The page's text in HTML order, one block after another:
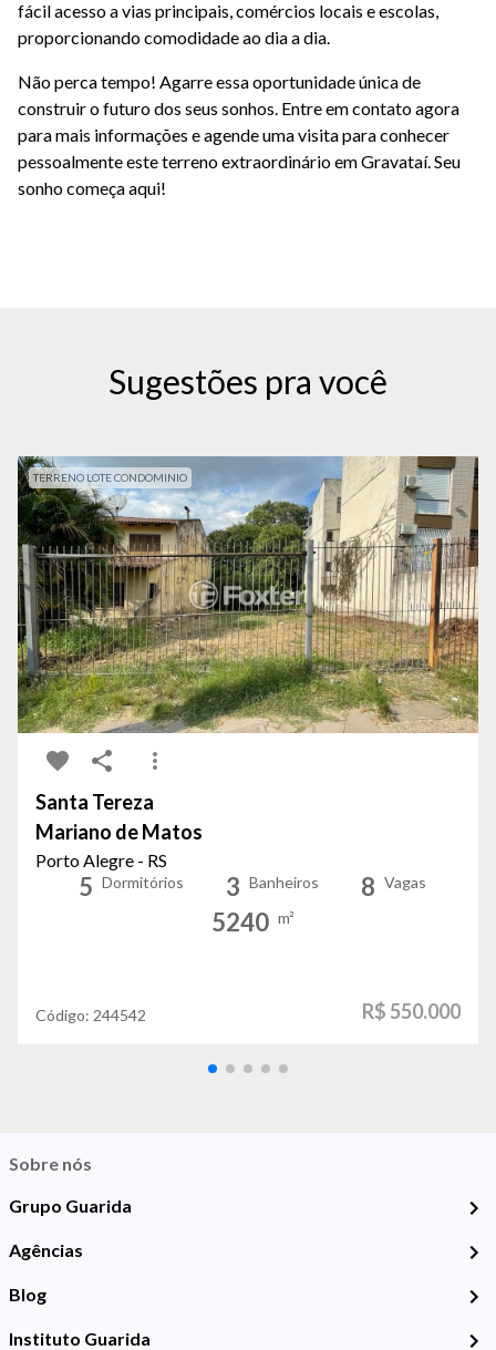
fácil acesso a vias principais, comércios locais e escolas,
proporcionando comodidade ao dia a dia.
Não perca tempo! Agarre essa oportunidade única de
construir o futuro dos seus sonhos. Entre em contato agora
para mais informações e agende uma visita para conhecer
pessoalmente este terreno extraordinário em Gravataí. Seu
sonho começa aqui!
Sugestões pra você
TERRENO LOTE CONDOMINIO
Santa Tereza
Mariano de Matos
Porto Alegre - RS
5 Dormitórios 3 Banheiros 8 Vagas
5240 m²
Código: 244542 R$ 550.000
Sobre nós
Grupo Guarida
Agências
Blog
Instituto Guarida